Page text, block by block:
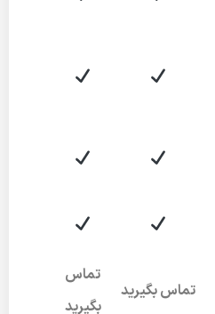
تماس بگیرید
تماس
بگیرید